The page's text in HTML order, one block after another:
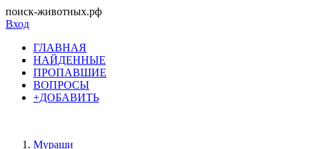
поиск-животных.рф
Вход
ГЛАВНАЯ
НАЙДЕННЫЕ
ПРОПАВШИЕ
ВОПРОСЫ
+ДОБАВИТЬ
Мураши